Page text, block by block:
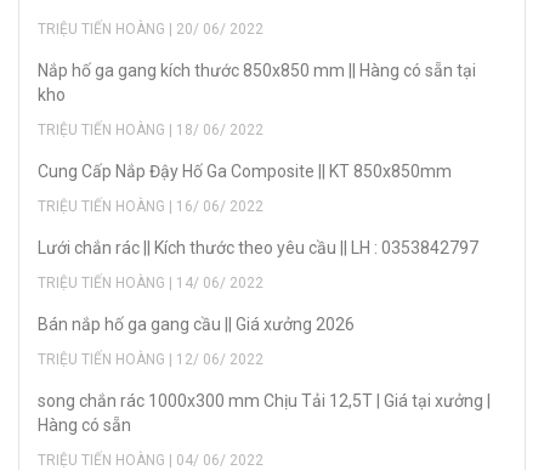
TRIỆU TIẾN HOÀNG | 20/ 06/ 2022
Nắp hố ga gang kích thước 850x850 mm || Hàng có sẵn tại
kho
TRIỆU TIẾN HOÀNG | 18/ 06/ 2022
Cung Cấp Nắp Đậy Hố Ga Composite || KT 850x850mm
TRIỆU TIẾN HOÀNG | 16/ 06/ 2022
Lưới chắn rác || Kích thước theo yêu cầu || LH : 0353842797
TRIỆU TIẾN HOÀNG | 14/ 06/ 2022
Bán nắp hố ga gang cầu || Giá xưởng 2026
TRIỆU TIẾN HOÀNG | 12/ 06/ 2022
song chắn rác 1000x300 mm Chịu Tải 12,5T | Giá tại xưởng |
Hàng có sẵn
TRIỆU TIẾN HOÀNG | 04/ 06/ 2022